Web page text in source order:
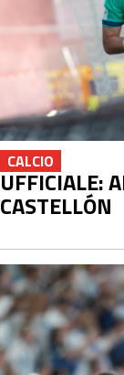
CALCIO
UFFICIALE:
CASTELLÓN